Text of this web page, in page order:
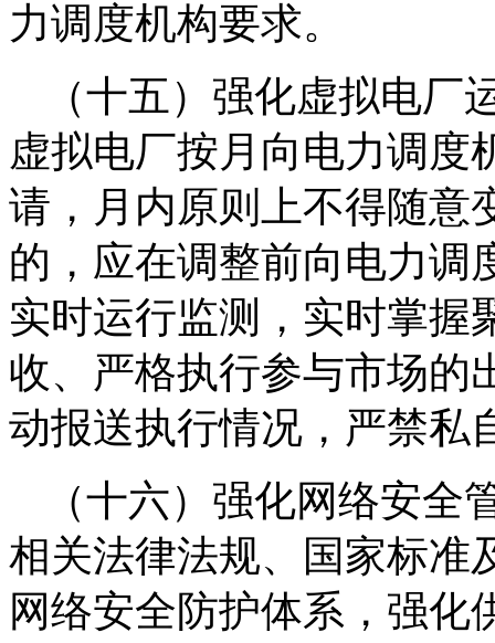
力调度机构要求。
（十五）强化虚拟电
虚拟电厂按月向电力调度
请，月内原则上不得随意
的，应在调整前向电力调
实时运行监测，实时掌握
收、严格执行参与市场的
动报送执行情况，严禁私
（十六）强化网络安
相关法律法规、国家标准
网络安全防护体系，强化